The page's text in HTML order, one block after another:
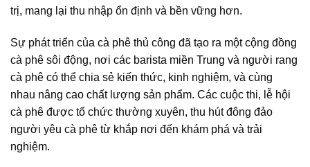
trị, mang lại thu nhập ổn định và bền vững hơn.
Sự phát triển của cà phê thủ công đã tạo ra mộtcộng đồng
cà phê sôi động, nơi các barista miền Trung và người rang
cà phê có thể chia sẻ kiến thức, kinh nghiệm, và cùng
nhau nâng cao chất lượng sản phẩm. Các cuộc thi, lễ hội
cà phê được tổ chức thường xuyên, thu hút đông đảo
người yêu cà phê từ khắp nơi đến khám phá và trải
nghiệm.